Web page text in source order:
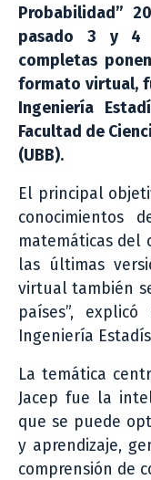
Probabilidad”
pasado 3 y 4
completas
formato virtual,
Ingeniería
Facultad de
(UBB).
El principal
conocimientos
matemáticas del
las últimas
virtual también
países”,
Ingeniería
La temática
Jacep fue la
que se puede
y aprendizaje,
comprensión de